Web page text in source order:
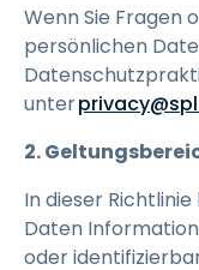
Wenn Sie Fragen
persönlichen
unter
2.
In dieser
Daten
oder